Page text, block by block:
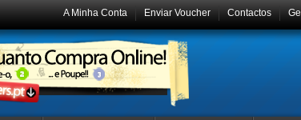
Contactos
Enviar Voucher
A Minha Conta